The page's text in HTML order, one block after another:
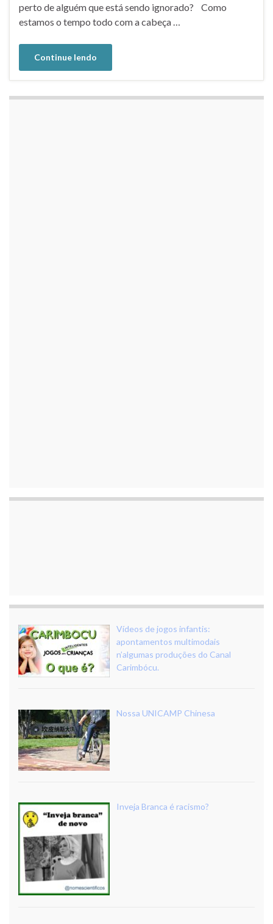
perto de alguém que está sendo ignorado? Como
estamos o tempo todo com a cabeça …
Continue lendo
Vídeos de jogos infantis:
apontamentos multimodais
n’algumas produções do Canal
Carimbócu.
Nossa UNICAMP Chinesa
Inveja Branca é racismo?